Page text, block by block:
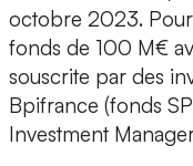
octobre 2023.
fonds de 100 M€
souscrite par des
Bpifrance (fonds
Investment